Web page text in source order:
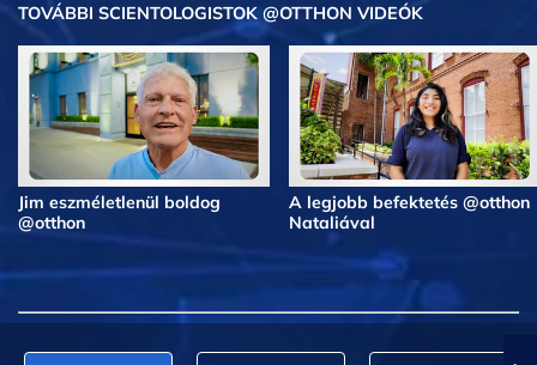
TOVÁBBI SCIENTOLOGISTOK @OTTHON VIDEÓK
Jim eszméletlenül boldog
@otthon
A legjobb befektetés @otthon
Nataliával